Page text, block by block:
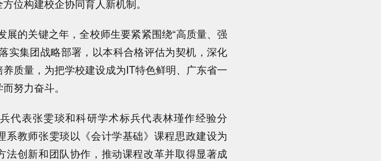
位构建校企协同育人新机制。
展的关键之年，全校师生要紧紧围绕“高质量、强
实集团战略部署，以本科合格评估为契机，深化
质量，为把学校建设成为IT特色鲜明、广东省一
努力奋斗。
代表张雯琰和科研学术标兵代表林瑾作经验分
系教师张雯琰以《会计学基础》课程思政建设为
法创新和团队协作，推动课程改革并取得显著成